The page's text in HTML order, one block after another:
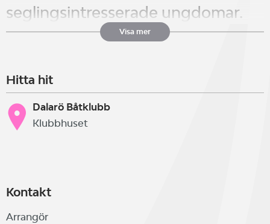
seglingsintresserade ungdomar.
Du lär dig grunderna i segling eller
ytterligare. Ledarna är alla vana i
att utbilda och brinner för att
sprida kunskap om segling vidare.
Visa mer
Hitta hit
Dalarö Båtklubb
Klubbhuset
Kontakt
Arrangör